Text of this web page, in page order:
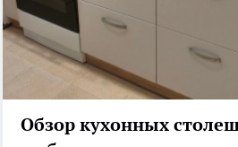
Обзор кухонных